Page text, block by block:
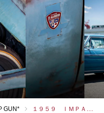
GUN* １９５９ ＩＭＰＡＬＡ ＣＯＵＰＥ